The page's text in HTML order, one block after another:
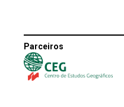
Parceiros